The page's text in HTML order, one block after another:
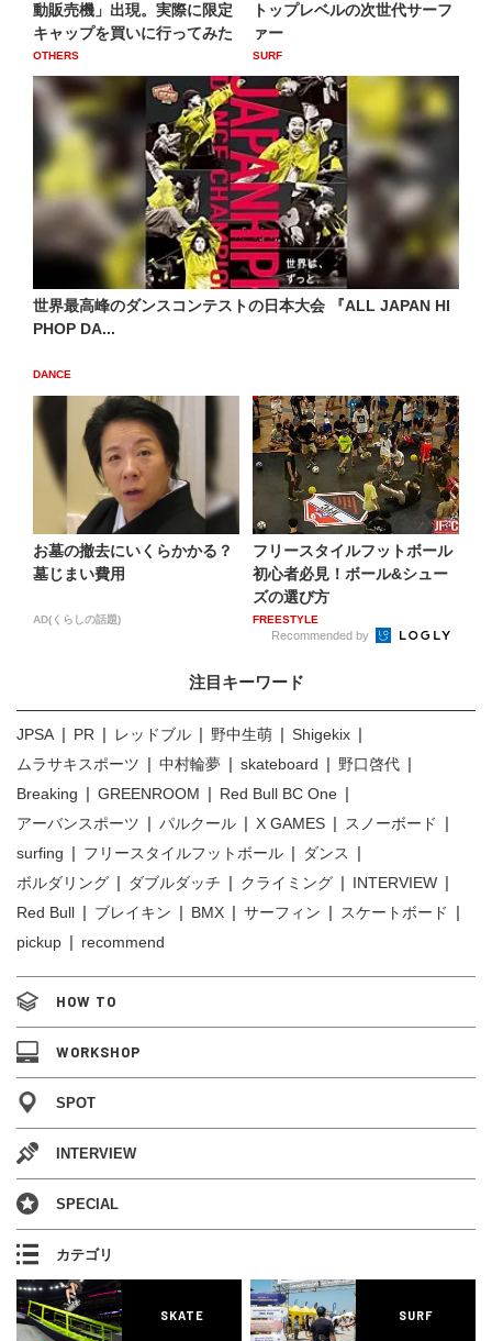
動販売機」出現。実際に限定
キャップを買いに行ってみた
OTHERS
トップレベルの次世代サーフ
ァー
SURF
世界最高峰のダンスコンテストの日本大会 『ALL JAPAN HI
PHOP DA...
DANCE
お墓の撤去にいくらかかる？
墓じまい費用
AD(くらしの話題)
フリースタイルフットボール
初心者必見！ボール&シュー
ズの選び方
FREESTYLE
Recommended by
注目キーワード
JPSA PR レッドブル 野中生萌
Shigekix
ムラサキスポーツ
中村輪夢 skateboard
野口啓代
Breaking
GREENROOM
Red Bull BC One
アーバンスポーツ
パルクール X GAMES
スノーボード
surfing
フリースタイルフットボール
ダンス
ボルダリング
ダブルダッチ クライミング
INTERVIEW
Red Bull
ブレイキン BMX サーフィン
スケートボード
pickup
recommend
HOW TO
WORKSHOP
SPOT
INTERVIEW
SPECIAL
カテゴリ
SKATE SURF